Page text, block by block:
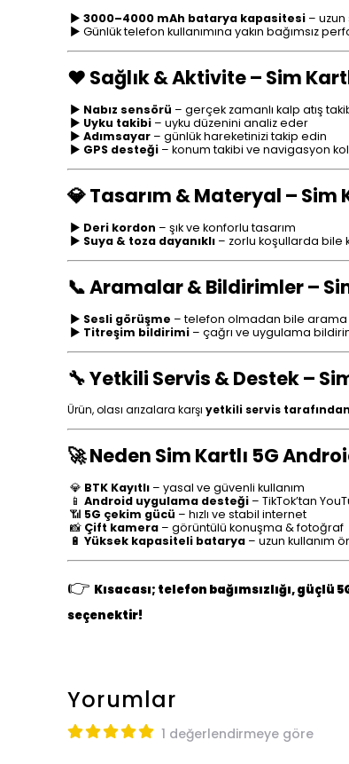
► 3000–4000 mAh batarya kapasitesi– uzun
► Günlük telefon kullanımına yakın bağımsız
❤️ Sağlık & Aktivite – Sim
► Nabız sensörü – gerçek zamanlı kalp atış
► Uyku takibi– uyku düzenini analiz eder
► Adımsayar– günlük hareketinizi takip edin
► GPS desteği– konum takibi ve navigasyon
💎 Tasarım & Materyal – Sim
► Deri kordon – şık ve konforlu tasarım
► Suya & toza dayanıklı– zorlu koşullarda bile
📞 Aramalar & Bildirimler –
► Sesli görüşme – telefon olmadan bile arama
► Titreşim bildirimi– çağrı ve uygulama
🔧 Yetkili Servis & Destek –
Ürün, olası arızalara karşı yetkili servis
🚀 Neden Sim Kartlı 5G
💎 BTK Kayıtlı– yasal ve güvenli kullanım
📱 Android uygulama desteği– TikTok’tan
📶 5G çekim gücü – hızlı ve stabil internet
📸 Çift kamera– görüntülü konuşma & fotoğraf
🔋 Yüksek kapasiteli batarya– uzun kullanım
👉 Kısacası; telefon bağımsızlığı,
seçenektir!
Yorumlar
1 değerlendirmeye göre